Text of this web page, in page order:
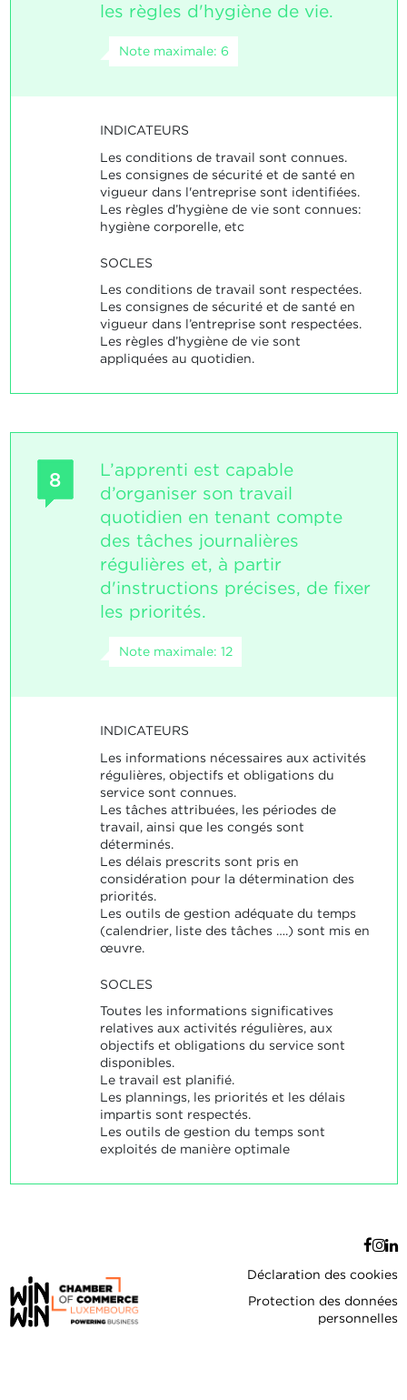
les règles d'hygiène de vie.
Note maximale: 6
INDICATEURS
Les conditions de travail sont connues.
Les consignes de sécurité et de santé en
vigueur dans l'entreprise sont identifiées.
Les règles d’hygiène de vie sont connues:
hygiène corporelle, etc
SOCLES
Les conditions de travail sont respectées.
Les consignes de sécurité et de santé en
vigueur dans l’entreprise sont respectées.
Les règles d’hygiène de vie sont
appliquées au quotidien.
8
L’apprenti est capable
d’organiser son travail
quotidien en tenant compte
des tâches journalières
régulières et, à partir
d'instructions précises, de fixer
les priorités.
Note maximale: 12
INDICATEURS
Les informations nécessaires aux activités
régulières, objectifs et obligations du
service sont connues.
Les tâches attribuées, les périodes de
travail, ainsi que les congés sont
déterminés.
Les délais prescrits sont pris en
considération pour la détermination des
priorités.
Les outils de gestion adéquate du temps
(calendrier, liste des tâches ….) sont mis en
œuvre.
SOCLES
Toutes les informations significatives
relatives aux activités régulières, aux
objectifs et obligations du service sont
disponibles.
Le travail est planifié.
Les plannings, les priorités et les délais
impartis sont respectés.
Les outils de gestion du temps sont
exploités de manière optimale
Déclaration des cookies
Protection des données
personnelles